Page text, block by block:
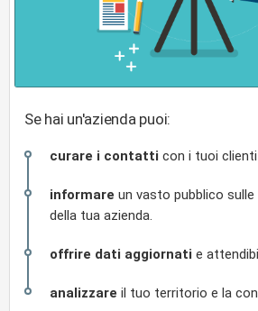
Se hai un'azienda puoi:
curare i contatti con i tuoi
informare un vasto pubblico
della tua azienda.
offrire dati aggiornati e
analizzare il tuo territorio e la